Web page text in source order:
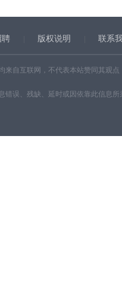
聘 版权说明 联系
来自互联网，不代表本站赞同其观
错误、残缺、延时或因依靠此信息